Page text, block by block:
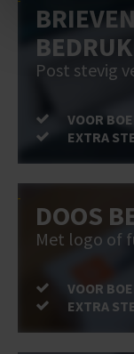
Post stevig
VOOR
EXTRA
DOOS
Met logo of
VOOR
EXTRA